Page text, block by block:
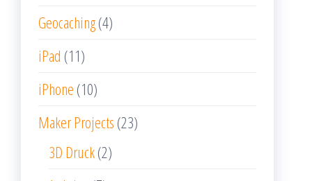
Geocaching(4)
iPad (11)
iPhone (10)
Maker Projects (23)
3D Druck(2)